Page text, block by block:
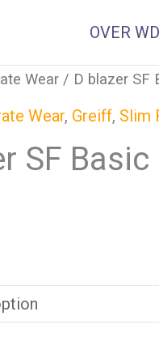
OVER
Wear / D blazer SF
Wear, Greiff, Slim
SF Basic